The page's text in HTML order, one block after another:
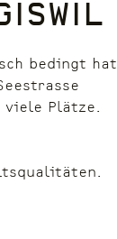
bedingt hat
Plätze.